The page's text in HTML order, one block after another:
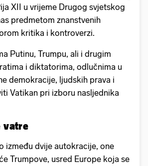
XII u vrijeme Drugog svjetskog
predmetom znanstvenih
kritika i kontroverzi.
Putinu, Trumpu, ali i drugim
i diktatorima, odlučnima u
demokracije, ljudskih prava i
Vatikan pri izboru nasljednika
vatre
između dvije autokracije, one
Trumpove, usred Europe koja se